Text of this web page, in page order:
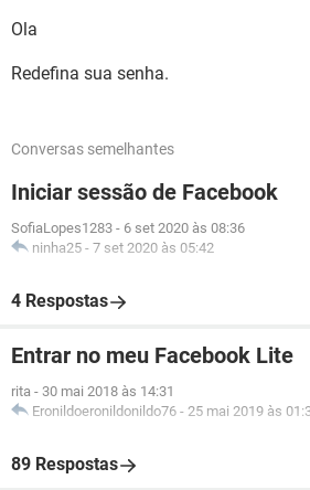
Ola
Redefina sua senha.
Conversas semelhantes
Iniciar sessão de Facebook
SofiaLopes1283 - 6 set 2020 às 08:36
ninha25 - 7 set 2020 às 05:42
4 Respostas
Entrar no meu Facebook Lite
rita - 30 mai 2018 às 14:31
Eronildoeronildonildo76 - 25 mai 2019 às
89 Respostas